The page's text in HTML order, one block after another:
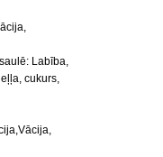
Labība,
cukurs,